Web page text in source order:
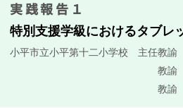
実践報告１
特別支援学級におけるタブレ
小平市立小平第十二小学校 主任教
教諭 酒井 春
教諭 岡村 実